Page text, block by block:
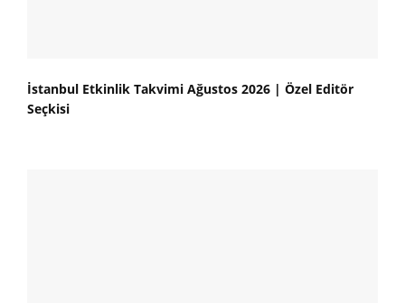
İstanbul Etkinlik Takvimi Ağustos 2026 | Özel Editör
Seçkisi